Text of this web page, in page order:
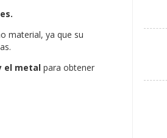
material, ya que su
el metal para obtener